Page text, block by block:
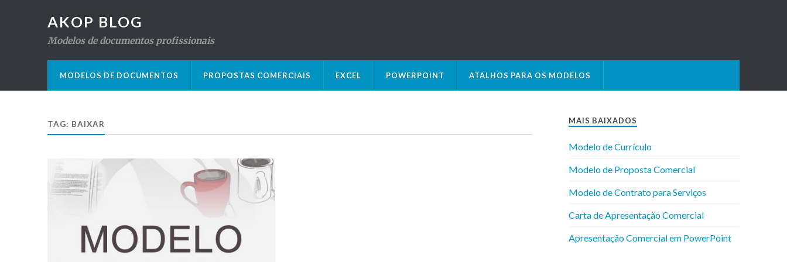
AKOP BLOG
Modelos de documentos profissionais
MODELOS DE DOCUMENTOS PROPOSTAS COMERCIAIS EXCEL POWERPOINT ATALHOS PARA OS MODELOS
TAG: BAIXAR MAIS BAIXADOS
Modelo de Currículo
Modelo de Proposta Comercial
Modelo de Contrato para Serviços
Carta de Apresentação Comercial
Apresentação Comercial em PowerPoint